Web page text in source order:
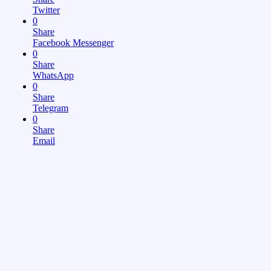
Twitter
0
Share
Facebook Messenger
0
Share
WhatsApp
0
Share
Telegram
0
Share
Email